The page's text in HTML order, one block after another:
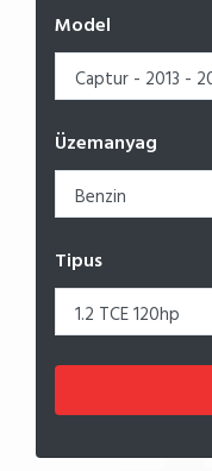
Model
Üzemanyag
Tipus